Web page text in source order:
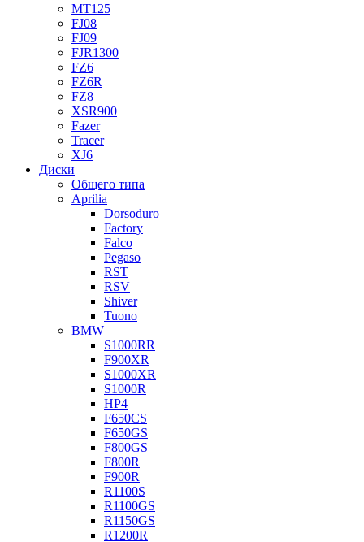
MT125
FJ08
FJ09
FJR1300
FZ6
FZ6R
FZ8
XSR900
Fazer
Tracer
XJ6
Диски
Общего типа
Aprilia
Dorsoduro
Factory
Falco
Pegaso
RST
RSV
Shiver
Tuono
BMW
S1000RR
F900XR
S1000XR
S1000R
HP4
F650CS
F650GS
F800GS
F800R
F900R
R1100S
R1100GS
R1150GS
R1200R